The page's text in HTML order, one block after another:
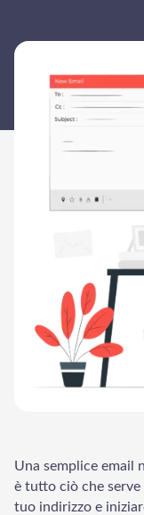
Una semplice email
è tutto ciò che serve
tuo indirizzo e